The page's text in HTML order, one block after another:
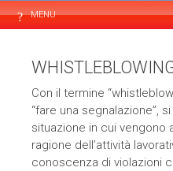
MENU
Con il termine
“fare una segnalazione”,
situazione in cui vengono
ragione dell’attività
conoscenza di violazioni